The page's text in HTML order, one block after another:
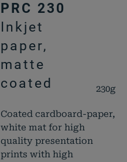
PRC 230
Inkjet
paper,
matte
coated
230g
Coated cardboard-paper,
white mat for high
quality presentation
prints with high